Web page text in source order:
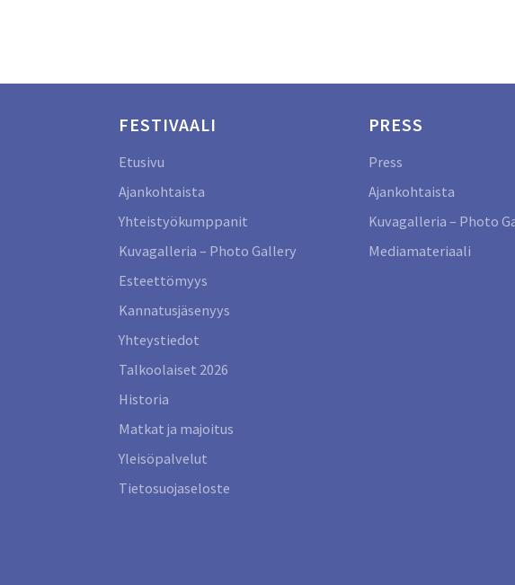
FESTIVAALI
Etusivu
Ajankohtaista
Yhteistyökumppanit
Kuvagalleria – Photo Gallery
Esteettömyys
Kannatusjäsenyys
Yhteystiedot
Talkoolaiset 2026
Historia
Matkat ja majoitus
Yleisöpalvelut
Tietosuojaseloste
PRESS
Press
Ajankohtaista
Kuvagalleria – Photo
Mediamateriaali